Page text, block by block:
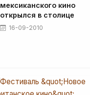
мексиканского кино
открылся в столице
16-09-2010